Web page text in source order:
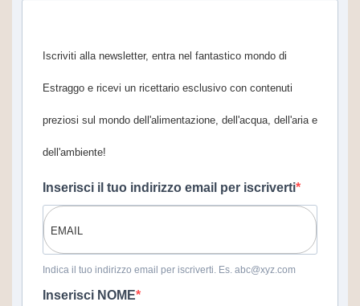
Iscriviti alla newsletter, entra nel fantastico mondo di
Estraggo e ricevi un ricettario esclusivo con contenuti
preziosi sul mondo dell'alimentazione, dell'acqua, dell'aria e
dell'ambiente!
Inserisci il tuo indirizzo email per iscriverti
Indica il tuo indirizzo email per iscriverti. Es. abc@xyz.com
Inserisci NOME